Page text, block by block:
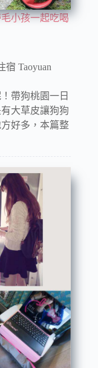
小孩一起吃喝
宿 Taoyuan
帶狗桃園一日
大草皮讓狗狗
好多，本篇整